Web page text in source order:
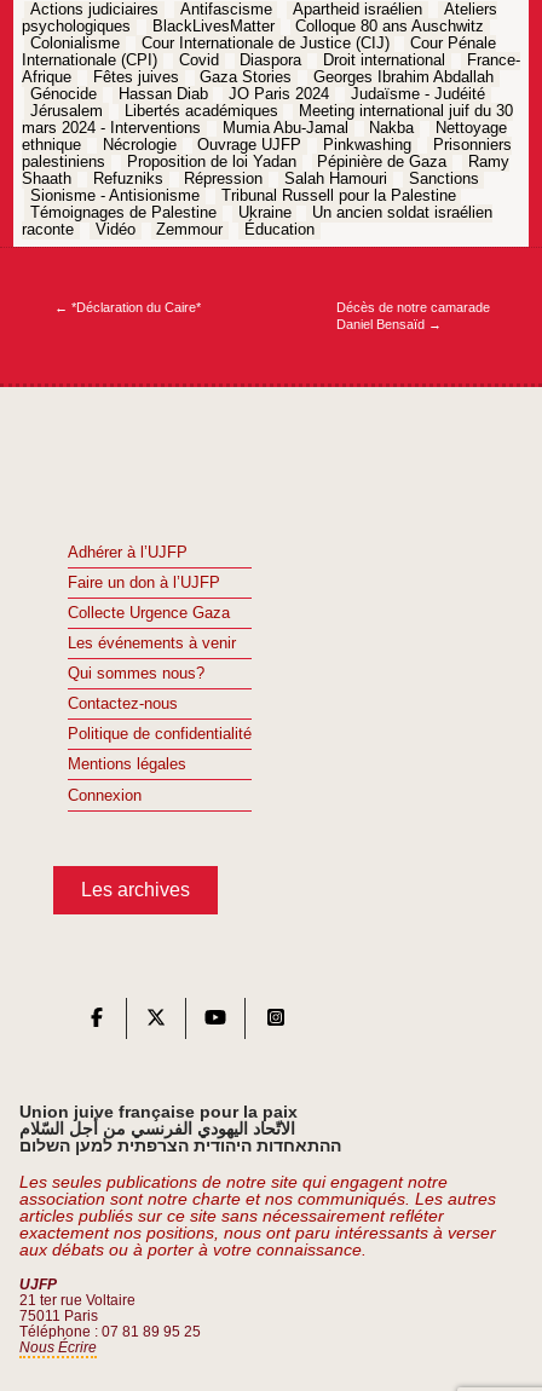
Actions judiciaires Antifascisme Apartheid israélien
Ateliers
psychologiques
BlackLivesMatter
Colloque 80 ans Auschwitz
Colonialisme
Cour Internationale de Justice (CIJ)
Cour Pénale
Internationale (CPI)
Covid Diaspora Droit international
France-
Afrique
Fêtes juives Gaza Stories
Georges Ibrahim Abdallah
Génocide
Hassan Diab JO Paris 2024
Judaïsme - Judéité
Jérusalem
Libertés académiques
Meeting international juif du 30
mars 2024 - Interventions
Mumia Abu-Jamal Nakba
Nettoyage
ethnique
Nécrologie Ouvrage UJFP Pinkwashing
Prisonniers
palestiniens
Proposition de loi Yadan Pépinière de Gaza
Ramy
Shaath
Refuzniks Répression Salah Hamouri
Sanctions
Sionisme - Antisionisme
Tribunal Russell pour la Palestine
Témoignages de Palestine
Ukraine
Un ancien soldat israélien
raconte
Vidéo Zemmour Éducation
Navigation
← *Déclaration du Caire*
Décès de notre camarade
Daniel Bensaïd →
Adhérer à l’UJFP
Faire un don à l’UJFP
Collecte Urgence Gaza
Les événements à venir
Qui sommes nous?
Contactez-nous
Politique de confidentialité
Mentions légales
Connexion
Les archives
Union juive française pour la paix
الاتّحاد اليهودي الفرنسي من أجل السّلام
ההתאחדות היהודית הצרפתית למען השלום
Les seules publications de notre site qui engagent notre
association sont notre charte et nos communiqués. Les autres
articles publiés sur ce site sans nécessairement refléter
exactement nos positions, nous ont paru intéressants à verser
aux débats ou à porter à votre connaissance.
UJFP
21 ter rue Voltaire
75011 Paris
Téléphone : 07 81 89 95 25
Nous Écrire